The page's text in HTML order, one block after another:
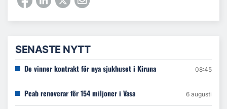
SENASTE NYTT
De vinner kontrakt för nya sjukhuset i Kiruna 08:45
Peab renoverar för 154 miljoner i Vasa 6 augusti